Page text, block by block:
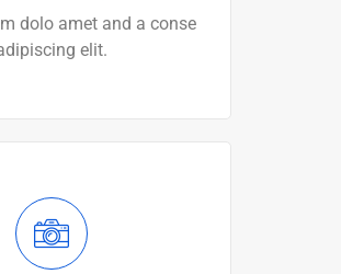
dolo amet and a conse
elit.